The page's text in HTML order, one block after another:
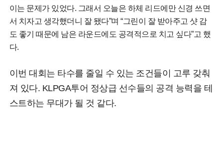
이는 문제가 있었다. 그래서 오늘은 하체 리드에만 신경 쓰면
서 치자고 생각했더니 잘 됐다”며 “그린이 잘 받아주고 샷 감
도 좋기 때문에 남은 라운드에도 공격적으로 치고 싶다”고 했
다.
이번 대회는 타수를 줄일 수 있는 조건들이 고루 갖춰
져 있다. KLPGA투어 정상급 선수들의 공격 능력을 테
스트하는 무대가 될 것 같다.